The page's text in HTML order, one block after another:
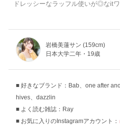
ドレッシーなラッフル使いが◎なit
岩橋美蓮サン (159cm)
日本大学二年・19歳
好きなブランド：Bab、one after
hives、dazzlin
よく読む雑誌：Ray
お気に入りのInstagramアカウント：